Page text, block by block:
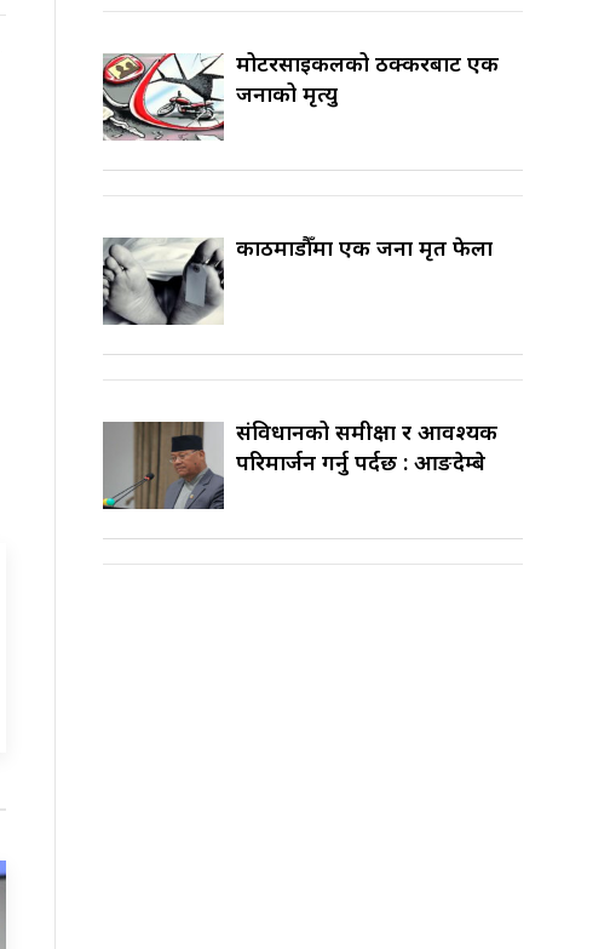
मोटरसाइकलको ठक्करबाट एक
जनाको मृत्यु
काठमाडौँमा एक जना मृत फेला
संविधानको समीक्षा र आवश्यक
परिमार्जन गर्नु पर्दछ : आङदेम्बे